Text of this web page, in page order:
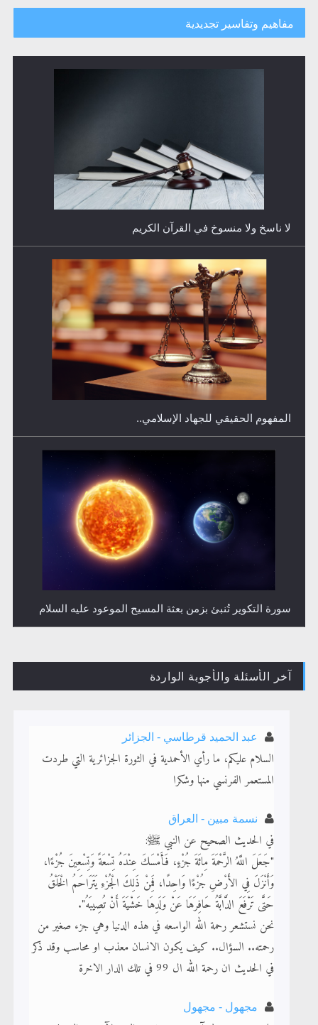
فتوى أمير المؤمنين الميرزا مسرور أحمد أيده الله في أطفال
الأنابيب وتحديد جنس المولود..
المفهوم الحقيقي للجهاد الإسلامي..
سورة التكوير تُنبئ بزمن بعثة المسيح الموعود عليه السلام
القرآن قاضٍ وحكمٌ على السنة ومهيمنٌ عليها.. ليس العكس
لا ناسخ ولا منسوخ في القرآن الكريم